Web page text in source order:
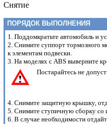
Снятие
ПОРЯДОК ВЫПОЛНЕНИЯ
1. Поддомкратьте автомобиль и
2. Снимите суппорт тормозного
к элементам подвески.
3. На моделях с ABS выверните
Постарайтесь не
4. Снимите защитную крышку,
5. Снимите ступичную сборку со
6. В случае необходимости